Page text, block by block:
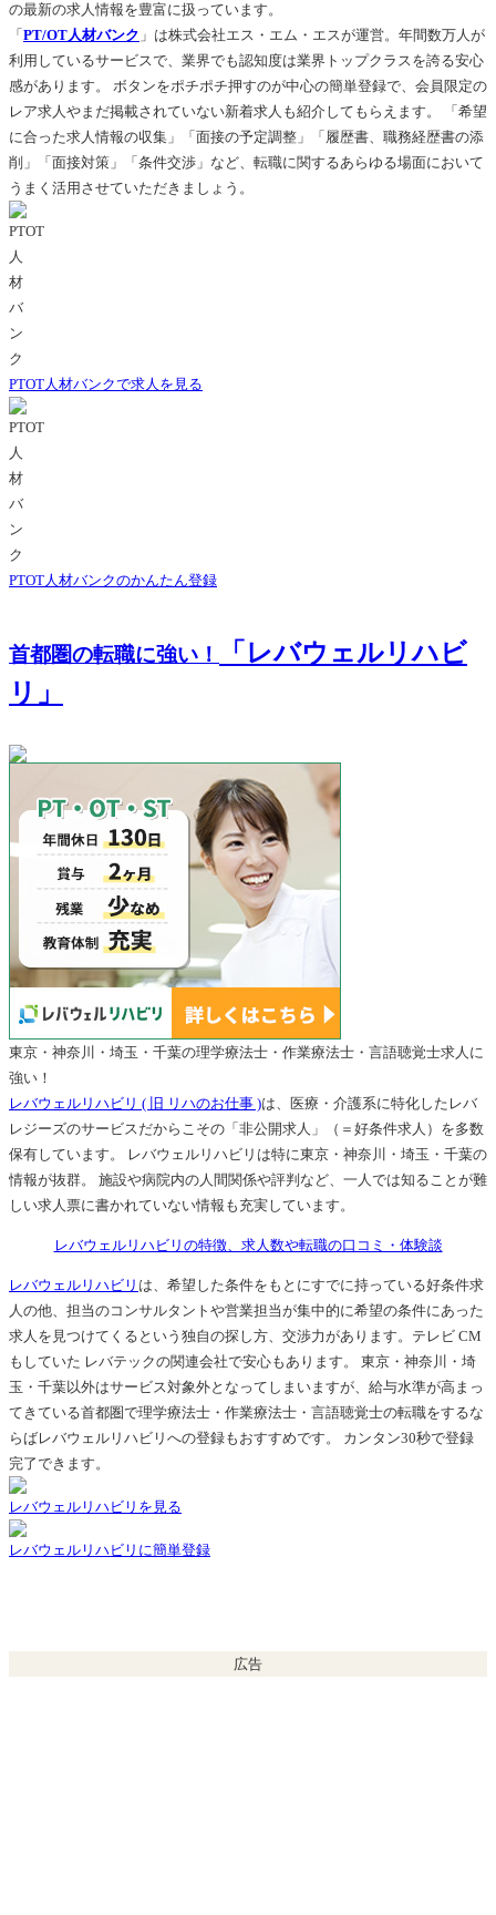
の最新の求人情報を豊富に扱っています。
「PT/OT人材バンク 」は株式会社エス・エム・エスが運営。年間数万人が
利用しているサービスで、業界でも認知度は業界トップクラスを誇る安心
感があります。 ボタンをポチポチ押すのが中心の簡単登録で、会員限定の
レア求人やまだ掲載されていない新着求人も紹介してもらえます 。 「希望
に合った求人情報の収集」「面接の予定調整」「履歴書、職務経歴書の添
削」「面接対策」「条件交渉」など、転職に関するあらゆる場面において
うまく活用させていただきましょう。
PTOT人材バンクで求人を見る
PTOT人材バンクのかんたん登録
首都圏の転職に強い！
「レバウェルリハビ
リ」
東京・神奈川・埼玉・千葉の理学療法士・作業療法士・言語聴覚士求人に
強い！
レバウェルリハビリ ( 旧 リハのお仕事 )は、医療・介護系に特化したレバ
レジーズのサービスだからこその「非公開求人」（＝好条件求人）を多数
保有しています。 レバウェルリハビリは特に東京・神奈川・埼玉・千葉の
情報が抜群。 施設や病院内の人間関係や評判など、一人では知ることが難
しい求人票に書かれていない情報も充実しています。
レバウェルリハビリの特徴、求人数や転職の口コミ・体験談
レバウェルリハビリ は、希望した条件をもとにすでに持っている好条件求
人の他、担当のコンサルタントや営業担当が集中的に希望の条件にあった
求人を見つけてくるという独自の探し方、交渉力があります。テレビ CM
もしていた レバテックの関連会社で安心もあります。 東京・神奈川・埼
玉・千葉以外はサービス対象外となってしまいますが、給与水準が高まっ
てきている首都圏で理学療法士・作業療法士・言語聴覚士の転職をするな
らばレバウェルリハビリへの登録もおすすめです。 カンタン30秒で登録
完了できます。
レバウェルリハビリを見る
レバウェルリハビリに簡単登録
広告